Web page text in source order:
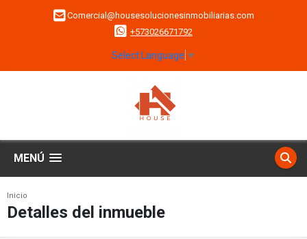
Comercial@housesolucionesinmobiliarias.com
+573026671792
Select Language ▼
MENÚ
Inicio
Detalles del inmueble